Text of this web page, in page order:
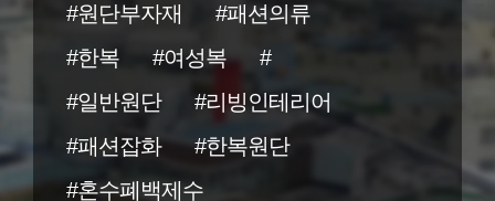
#원단부자재
#패션의류
#한복
#여성복
#
#일반원단
#리빙인테리어
#패션잡화
#한복원단
#혼수폐백제수